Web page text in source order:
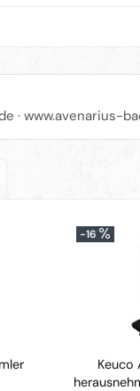
· www.avenarius-
-16
Keuco